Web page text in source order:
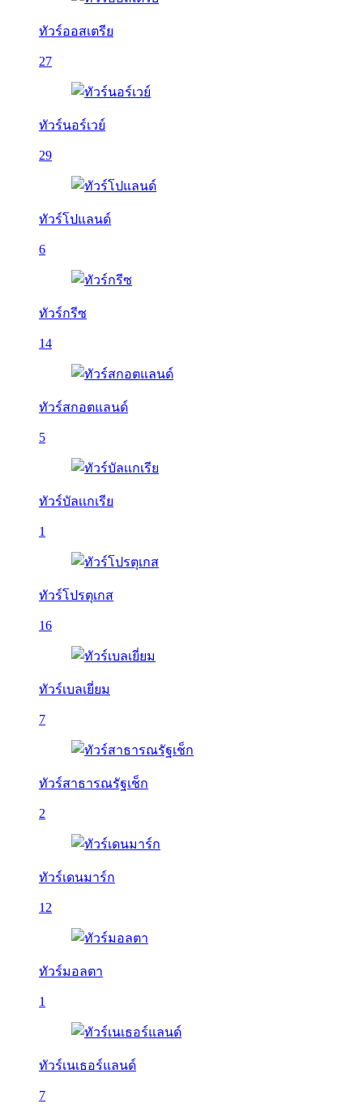
ทัวร์ออสเตรีย
27
ทัวร์นอร์เวย์
29
ทัวร์โปแลนด์
6
ทัวร์กรีซ
14
ทัวร์สกอตแลนด์
5
ทัวร์บัลเเกเรีย
1
ทัวร์โปรตุเกส
16
ทัวร์เบลเยี่ยม
7
ทัวร์สาธารณรัฐเช็ก
2
ทัวร์เดนมาร์ก
12
ทัวร์มอลตา
1
ทัวร์เนเธอร์แลนด์
7